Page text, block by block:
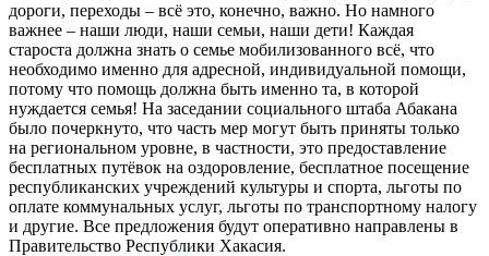
дороги, переходы – всё это, конечно, важно. Но намного
важнее – наши люди, наши семьи, наши дети! Каждая
староста должна знать о семье мобилизованного всё, что
необходимо именно для адресной, индивидуальной помощи,
потому что помощь должна быть именно та, в которой
нуждается семья! На заседании социального штаба Абакана
было почеркнуто, что часть мер могут быть приняты только
на региональном уровне, в частности, это предоставление
бесплатных путёвок на оздоровление, бесплатное посещение
республиканских учреждений культуры и спорта, льготы по
оплате коммунальных услуг, льготы по транспортному налогу
и другие. Все предложения будут оперативно направлены в
Правительство Республики Хакасия.